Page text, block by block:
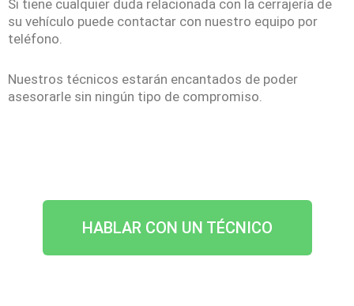
Si tiene cualquier duda relacionada con la cerrajería de
su vehículo puede contactar con nuestro equipo por
teléfono.
Nuestros técnicos estarán encantados de poder
asesorarle sin ningún tipo de compromiso.
HABLAR CON UN TÉCNICO